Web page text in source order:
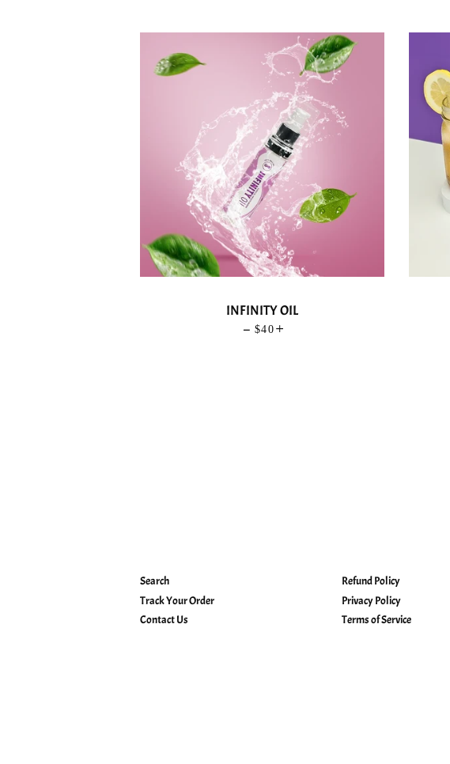
INFINITY OIL
— PRECIO HABITUAL
$40
Search
Track Your Order
Contact Us
Refund Policy
Privacy Policy
Terms of Service